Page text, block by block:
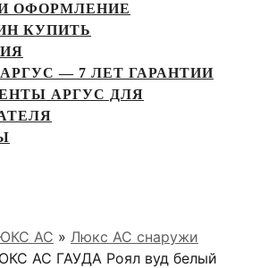
ОФОРМЛЕНИЕ
КУПИТЬ
— 7 ЛЕТ ГАРАНТИИ
АРГУС ДЛЯ
АС » Люкс АС снаружи
АС ГАУДА Роял вуд белый